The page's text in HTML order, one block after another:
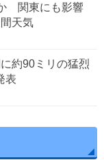
か 関東にも影響
天気
約90ミリの猛烈
表